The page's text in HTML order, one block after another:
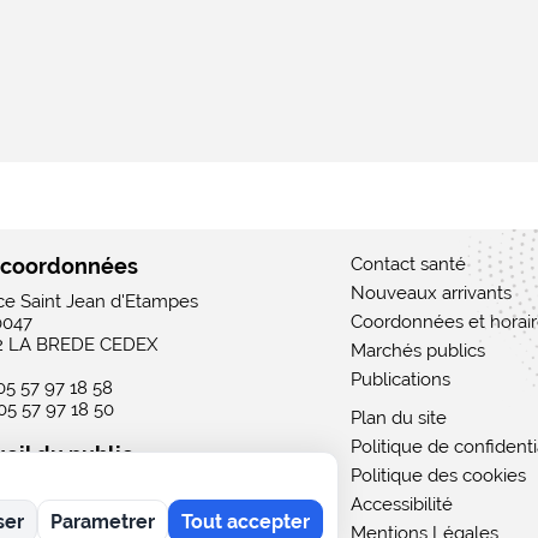
Saint Jean d'Etampes
LA BREDE CEDEX
57 97 18 58
57 97 18 50
du public
au vendredi : 9h - 12h / 15h - 19h
: 9h - 12h
Contact santé
Nouveaux arrivants
Coordonnées et
Marchés publics
Publications
Plan du site
Politique de
Politique des cookies
Accessibilité
Mentions Légales
Parametrer Tout accepter